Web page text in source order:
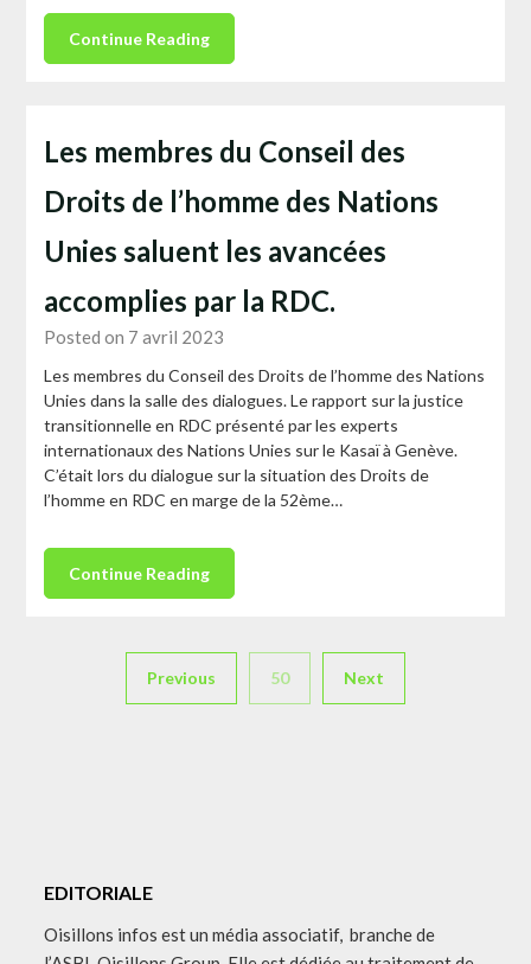
Continue Reading
Les membres du Conseil des
Droits de l’homme des Nations
Unies saluent les avancées
accomplies par la RDC.
Posted on 7 avril 2023
Les membres du Conseil des Droits de l’homme des Nations
Unies dans la salle des dialogues. Le rapport sur la justice
transitionnelle en RDC présenté par les experts
internationaux des Nations Unies sur le Kasaï à Genève.
C’était lors du dialogue sur la situation des Droits de
l’homme en RDC en marge de la 52ème…
Continue Reading
Previous 50 Next
EDITORIALE
Oisillons infos est un média associatif, branche de